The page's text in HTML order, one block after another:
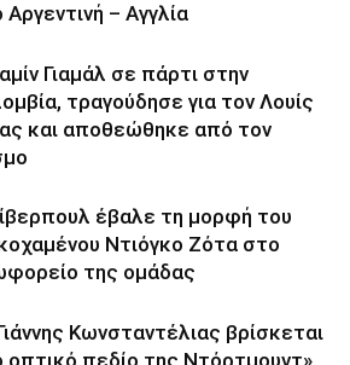
Αργεντινή – Αγγλία
Γιαμάλ σε πάρτι στην
τραγούδησε για τον Λουίς
και αποθεώθηκε από τον
έβαλε τη μορφή του
Ντιόγκο Ζότα στο
της ομάδας
Κωνσταντέλιας βρίσκεται